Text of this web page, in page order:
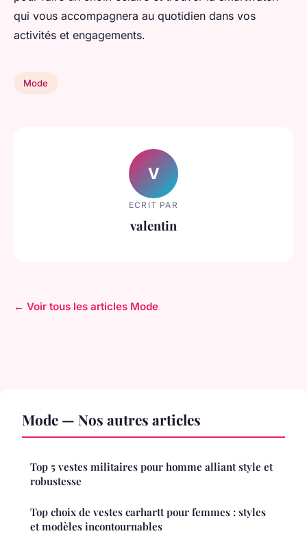
qui vous accompagnera au quotidien dans vos
activités et engagements.
Mode
V
ECRIT PAR
valentin
← Voir tous les articles Mode
Mode — Nos autres articles
Top 5 vestes militaires pour homme alliant style et
robustesse
Top choix de vestes carhartt pour femmes : styles
et modèles incontournables